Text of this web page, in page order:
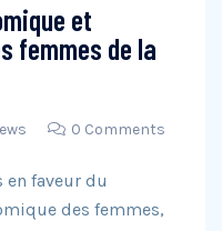
et
femmes de la
0 Comments
en faveur du
des femmes,